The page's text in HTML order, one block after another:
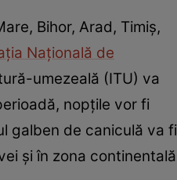
Bihor, Arad, Timiș,
Națională de
umezeală (ITU) va
nopțile vor fi
galben de caniculă va fi
și în zona continentală